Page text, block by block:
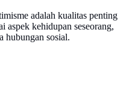
adalah kualitas penting
aspek kehidupan seseorang,
hubungan sosial.